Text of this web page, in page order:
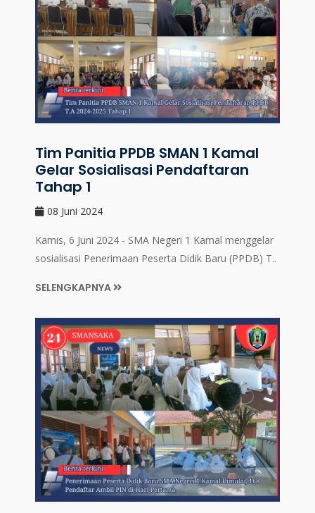
Tim Panitia PPDB SMAN 1 Kamal
Gelar Sosialisasi Pendaftaran
Tahap 1
08 Juni 2024
Kamis, 6 Juni 2024 - SMA Negeri 1 Kamal menggelar
sosialisasi Penerimaan Peserta Didik Baru (PPDB) T..
SELENGKAPNYA